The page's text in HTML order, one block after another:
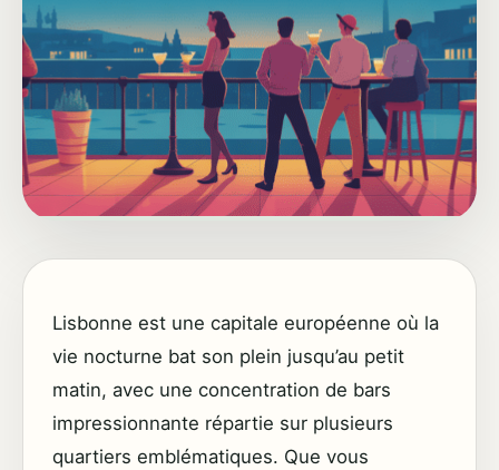
Lisbonne est une capitale européenne où la
vie nocturne bat son plein jusqu’au petit
matin, avec une concentration de bars
impressionnante répartie sur plusieurs
quartiers emblématiques. Que vous